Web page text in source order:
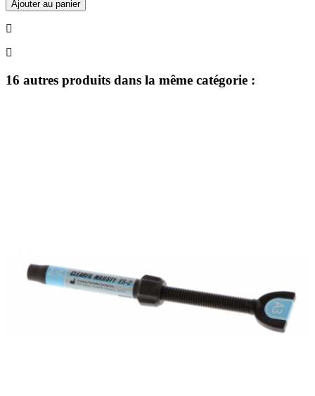
Ajouter au panier
16 autres produits dans la même catégorie :